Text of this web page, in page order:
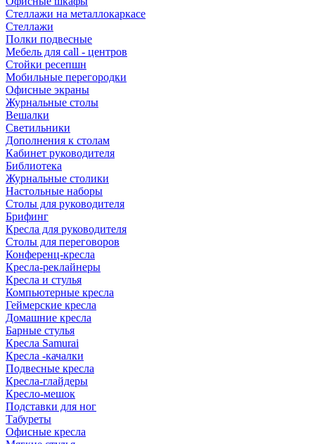
Стеллажи на металлокаркасе
Стеллажи
Полки подвесные
Мебель для call - центров
Стойки ресепшн
Мобильные перегородки
Офисные экраны
Журнальные столы
Вешалки
Светильники
Дополнения к столам
Кабинет руководителя
Библиотека
Журнальные столики
Настольные наборы
Столы для руководителя
Брифинг
Кресла для руководителя
Столы для переговоров
Конференц-кресла
Кресла-реклайнеры
Кресла и стулья
Компьютерные кресла
Геймерские кресла
Домашние кресла
Барные стулья
Кресла Samurai
Кресла -качалки
Подвесные кресла
Кресла-глайдеры
Кресло-мешок
Подставки для ног
Табуреты
Офисные кресла